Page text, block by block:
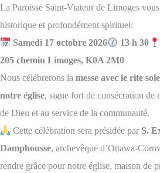
La Paroisse Saint-Viateur de Limoges
historique et profondément spirituel:
Samedi 17 octobre 2026
13 h 30
205 chemin Limoges, K0A 2M0
Nous célébrerons la messe avec le rite
notre église, signe fort de consécration de
de Dieu et au service de la communauté.
Cette célébration sera présidée par S.
Damphousse, archevêque d’Ottawa-
rendre grâce pour notre église, maison de